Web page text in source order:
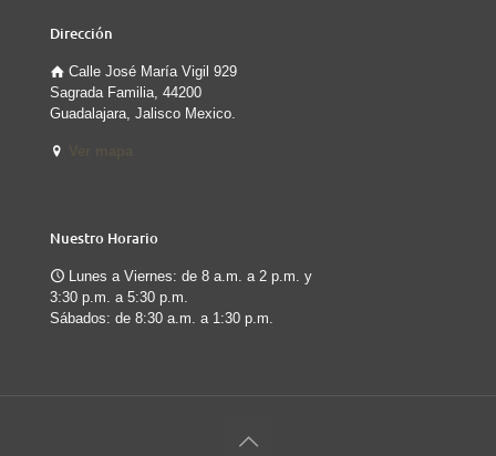
Dirección
Calle José María Vigil 929
Sagrada Familia, 44200
Guadalajara, Jalisco Mexico.
Nuestro Horario
Lunes a Viernes: de 8 a.m. a 2 p.m. y
3:30 p.m. a 5:30 p.m.
Sábados: de 8:30 a.m. a 1:30 p.m.